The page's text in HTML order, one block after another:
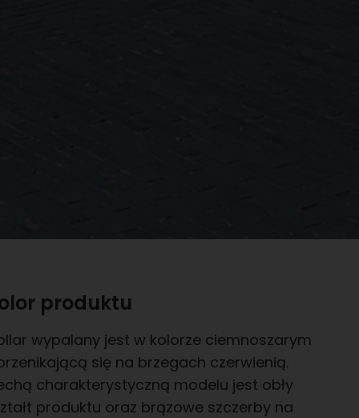
produktu
wypalany jest w kolorze ciemnoszarym
się na brzegach czerwienią.
charakterystyczną modelu jest obły
produktu oraz brązowe szczerby na